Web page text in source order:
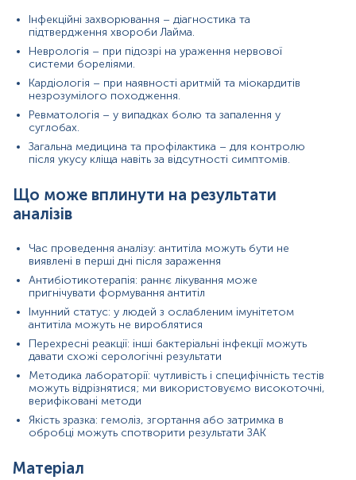
Примітка!
Застереження!
Інфекційні захворювання – діагностика та
підтвердження хвороби Лайма.
Неврологія – при підозрі на ураження нервової
системи бореліями.
Кардіологія – при наявності аритмій та міокардитів
незрозумілого походження.
Ревматологія – у випадках болю та запалення у
суглобах.
Загальна медицина та профілактика – для контролю
після укусу кліща навіть за відсутності симптомів.
Що може вплинути на результати
аналізів
Час проведення аналізу: антитіла можуть бути не
виявлені в перші дні після зараження
Антибіотикотерапія: раннє лікування може
пригнічувати формування антитіл
Імунний статус: у людей з ослабленим імунітетом
антитіла можуть не вироблятися
Перехресні реакції: інші бактеріальні інфекції можуть
давати схожі серологічні результати
Методика лабораторії: чутливість і специфічність тестів
можуть відрізнятися; ми використовуємо високоточні,
верифіковані методи
Якість зразка: гемоліз, згортання або затримка в
обробці можуть спотворити результати ЗАК
Матеріал